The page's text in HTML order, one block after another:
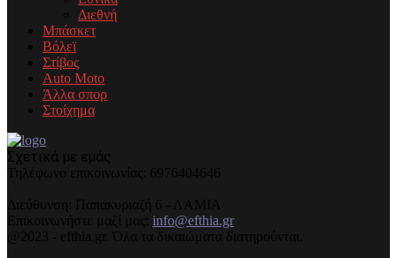
Διεθνή
Μπάσκετ
Βόλεϊ
Στίβος
Auto Moto
Άλλα σπορ
Στοίχημα
Σχετικά με εμάς
Τηλέφωνo επικοινωνίας: 6976404646
Διεύθυνση: Παπακυριαζή 6 - ΛΑΜΙΑ
Επικοινωνήστε μαζί μας: info@efthia.gr
@2023 - efthia.gr. Όλα τα δικαιώματα διατηρούνται.